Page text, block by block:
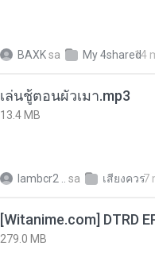
BAXKsa My 4shared14
เล่นชู้ตอนผัวเมา.mp3
13.4 MB
lambcr2 .. sa เสียงควร7
[Witanime.com] DTRD
279.0 MB